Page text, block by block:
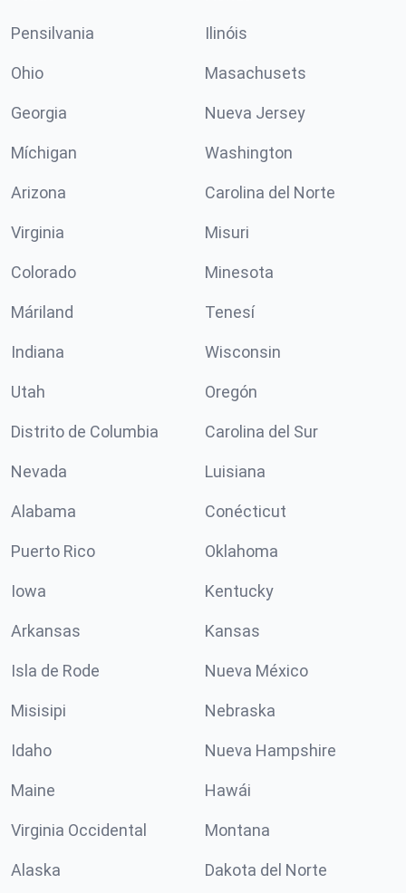
Pensilvania Ilinóis
Ohio Masachusets
Georgia Nueva Jersey
Míchigan Washington
Arizona Carolina del Norte
Virginia Misuri
Colorado Minesota
Máriland Tenesí
Indiana Wisconsin
Utah Oregón
Distrito de Columbia Carolina del Sur
Nevada Luisiana
Alabama Conécticut
Puerto Rico Oklahoma
Iowa Kentucky
Arkansas Kansas
Isla de Rode Nueva México
Misisipi Nebraska
Idaho Nueva Hampshire
Maine Hawái
Virginia Occidental Montana
Alaska Dakota del Norte